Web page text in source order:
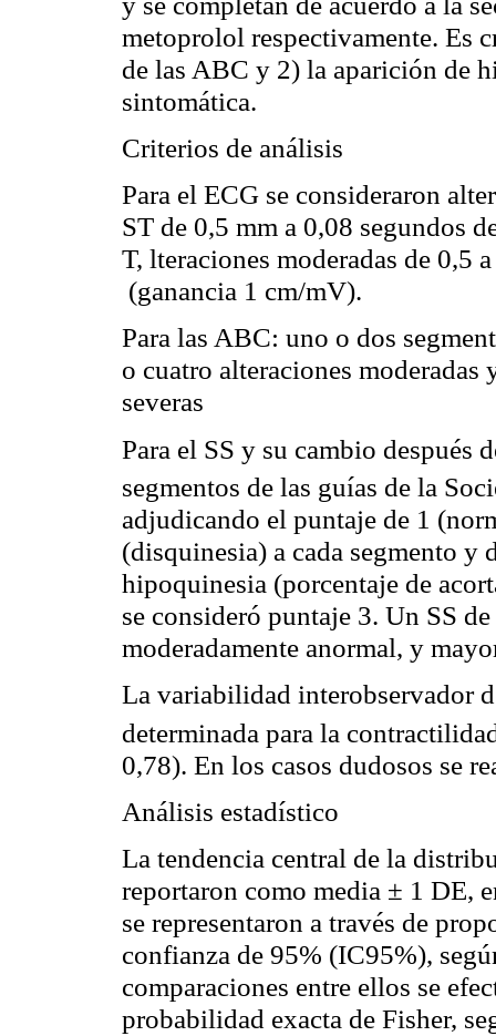
metoprolol respectivamente. Es
de las ABC y 2) la aparición de
sintomática.
Criterios de análisis
Para el ECG se consideraron
ST de 0,5 mm a 0,08 segundos
T, lteraciones moderadas de 0,5
(ganancia 1 cm/mV).
Para las ABC: uno o dos
o cuatro alteraciones moderadas
severas
Para el SS y su cambio
segmentos de las guías de la
adjudicando el puntaje de 1
(disquinesia) a cada segmento y
hipoquinesia (porcentaje de
se consideró puntaje 3. Un SS
moderadamente anormal, y
La variabilidad interobservador
determinada para la
0,78). En los casos dudosos se
Análisis estadístico
La tendencia central de la
reportaron como media ± 1 DE,
se representaron a través de
confianza de 95% (IC95%),
comparaciones entre ellos se
probabilidad exacta de Fisher,